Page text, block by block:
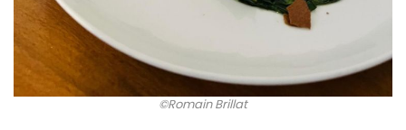
©Romain Brillat